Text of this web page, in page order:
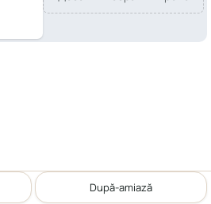
După-amiază